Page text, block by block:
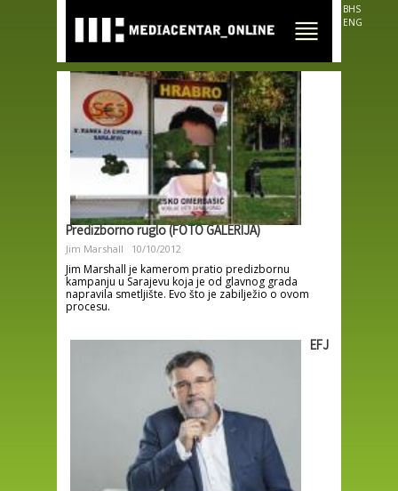
main
content
BHS
ENG
Predizborno ruglo (FOTO GALERIJA)
Jim Marshall 10/10/2012
Jim Marshall je kamerom pratio predizbornu
kampanju u Sarajevu koja je od glavnog grada
napravila smetljište. Evo što je zabilježio o ovom
procesu.
EFJ